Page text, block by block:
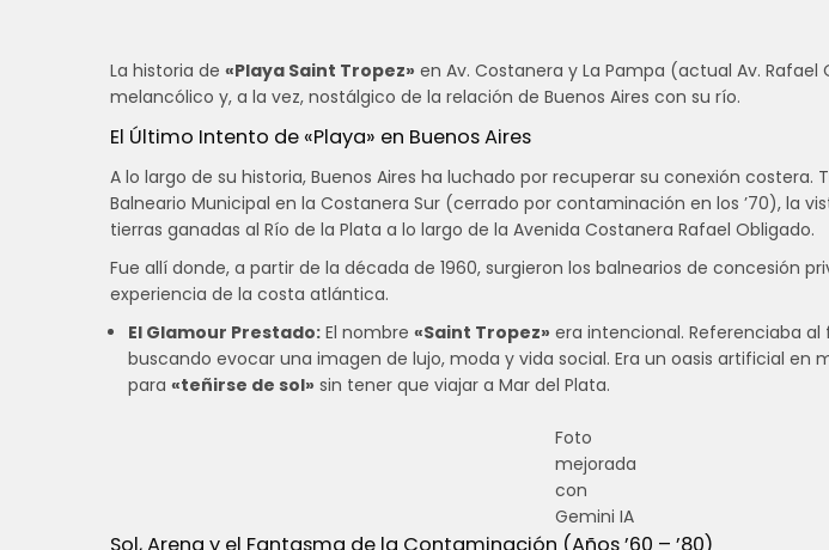
La historia de «Playa Saint Tropez» en Av. Costanera y La Pampa (actual Av.
melancólico y, a la vez, nostálgico de la relación de Buenos Aires con su río.
El Último Intento de «Playa» en Buenos Aires
A lo largo de su historia, Buenos Aires ha luchado por recuperar su conexión costera.
Balneario Municipal en la Costanera Sur (cerrado por contaminación en los ’70), la
tierras ganadas al Río de la Plata a lo largo de la Avenida Costanera Rafael Obligado.
Fue allí donde, a partir de la década de 1960, surgieron los balnearios de concesión
experiencia de la costa atlántica.
El Glamour Prestado: El nombre «Saint Tropez» era intencional. Referenciaba
buscando evocar una imagen de lujo, moda y vida social. Era un oasis artificial en
para «teñirse de sol» sin tener que viajar a Mar del Plata.
Foto
mejorada
con
Gemini IA